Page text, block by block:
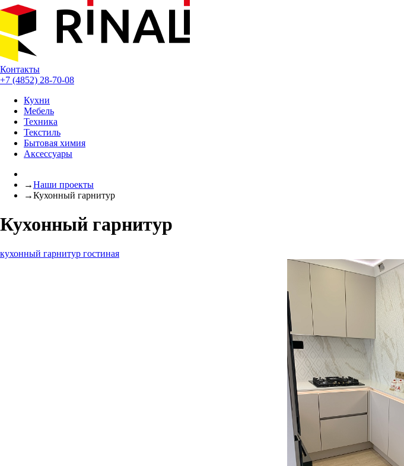
Контакты
+7 (4852) 28-70-08
Кухни
Мебель
Техника
Текстиль
Бытовая химия
Аксессуары
→Наши проекты
→Кухонный гарнитур
Кухонный гарнитур
кухонный гарнитур гостиная